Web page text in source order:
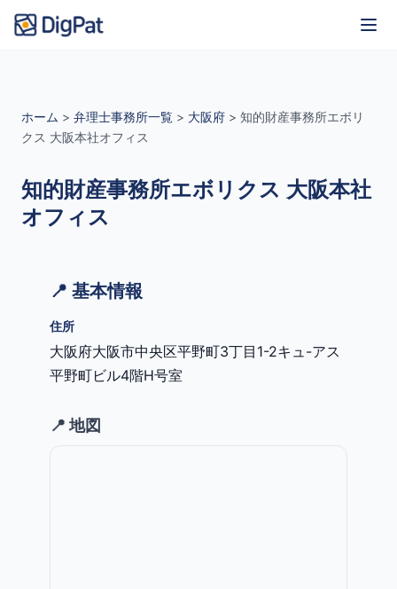
ホーム > 弁理士事務所一覧 > 大阪府 > 知的財産事務所エボリ
クス 大阪本社オフィス
知的財産事務所エボリクス 大阪本社
オフィス
📍 基本情報
住所
大阪府大阪市中央区平野町3丁目1-2キュ-アス
平野町ビル4階H号室
📍 地図